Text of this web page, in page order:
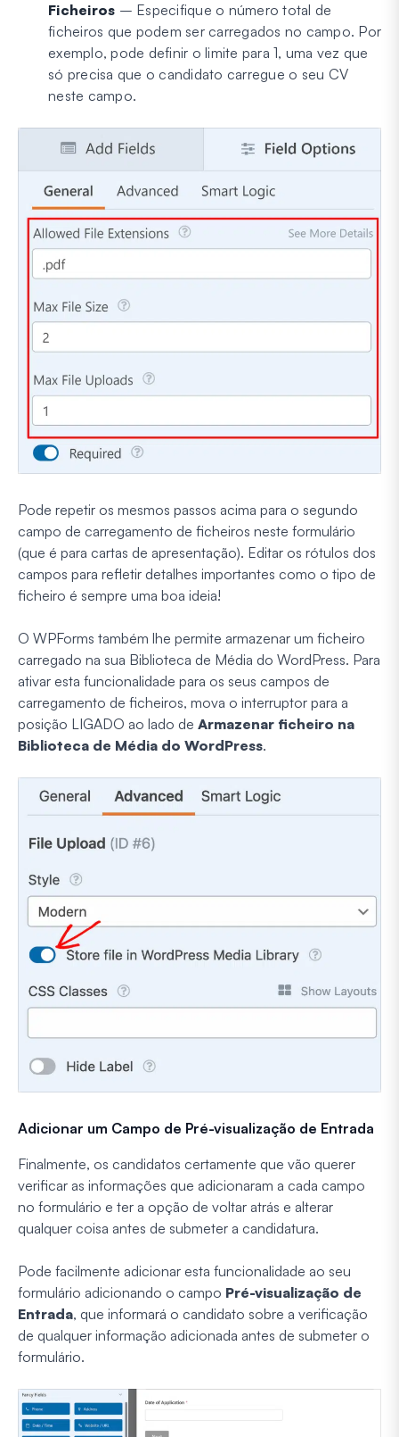
Ficheiros – Especifique o número total de
ficheiros que podem ser carregados no campo. Por
exemplo, pode definir o limite para 1, uma vez que
só precisa que o candidato carregue o seu CV
neste campo.
Pode repetir os mesmos passos acima para o segundo
campo de carregamento de ficheiros neste formulário
(que é para cartas de apresentação). Editar os rótulos dos
campos para refletir detalhes importantes como o tipo de
ficheiro é sempre uma boa ideia!
O WPForms também lhe permite armazenar um ficheiro
carregado na sua Biblioteca de Média do WordPress. Para
ativar esta funcionalidade para os seus campos de
carregamento de ficheiros, mova o interruptor para a
posição LIGADO ao lado de Armazenar ficheiro na
Biblioteca de Média do WordPress.
Adicionar um Campo de Pré-visualização de Entrada
Finalmente, os candidatos certamente que vão querer
verificar as informações que adicionaram a cada campo
no formulário e ter a opção de voltar atrás e alterar
qualquer coisa antes de submeter a candidatura.
Pode facilmente adicionar esta funcionalidade ao seu
formulário adicionando o campo Pré-visualização de
Entrada, que informará o candidato sobre a verificação
de qualquer informação adicionada antes de submeter o
formulário.